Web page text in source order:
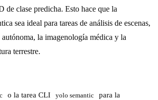
de clase predicha. Esto hace que la
sea ideal para tareas de análisis de escenas,
la imagenología médica y la
terrestre.
o la tarea CLI yolo semantic
para la